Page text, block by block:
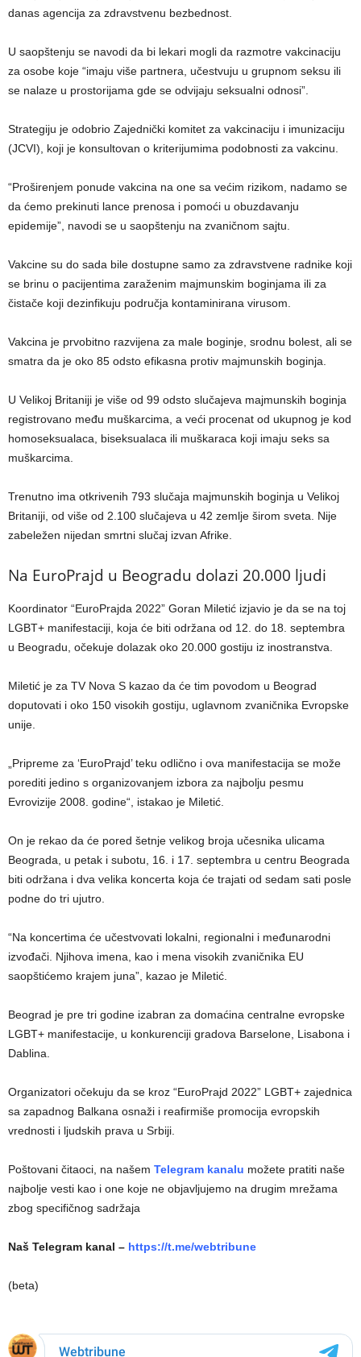
danas agencija za zdravstvenu bezbednost.
U saopštenju se navodi da bi lekari mogli da razmotre vakcinaciju
za osobe koje “imaju više partnera, učestvuju u grupnom seksu ili
se nalaze u prostorijama gde se odvijaju seksualni odnosi”.
Strategiju je odobrio Zajednički komitet za vakcinaciju i imunizaciju
(JCVI), koji je konsultovan o kriterijumima podobnosti za vakcinu.
“Proširenjem ponude vakcina na one sa većim rizikom, nadamo se
da ćemo prekinuti lance prenosa i pomoći u obuzdavanju
epidemije”, navodi se u saopštenju na zvaničnom sajtu.
Vakcine su do sada bile dostupne samo za zdravstvene radnike koji
se brinu o pacijentima zaraženim majmunskim boginjama ili za
čistače koji dezinfikuju područja kontaminirana virusom.
Vakcina je prvobitno razvijena za male boginje, srodnu bolest, ali se
smatra da je oko 85 odsto efikasna protiv majmunskih boginja.
U Velikoj Britaniji je više od 99 odsto slučajeva majmunskih boginja
registrovano među muškarcima, a veći procenat od ukupnog je kod
homoseksualaca, biseksualaca ili muškaraca koji imaju seks sa
muškarcima.
Trenutno ima otkrivenih 793 slučaja majmunskih boginja u Velikoj
Britaniji, od više od 2.100 slučajeva u 42 zemlje širom sveta. Nije
zabeležen nijedan smrtni slučaj izvan Afrike.
Na EuroPrajd u Beogradu dolazi 20.000 ljudi
Koordinator “EuroPrajda 2022” Goran Miletić izjavio je da se na toj
LGBT+ manifestaciji, koja će biti održana od 12. do 18. septembra
u Beogradu, očekuje dolazak oko 20.000 gostiju iz inostranstva.
Miletić je za TV Nova S kazao da će tim povodom u Beograd
doputovati i oko 150 visokih gostiju, uglavnom zvaničnika Evropske
unije.
„Pripreme za ‘EuroPrajd’ teku odlično i ova manifestacija se može
porediti jedino s organizovanjem izbora za najbolju pesmu
Evrovizije 2008. godine“, istakao je Miletić.
On je rekao da će pored šetnje velikog broja učesnika ulicama
Beograda, u petak i subotu, 16. i 17. septembra u centru Beograda
biti održana i dva velika koncerta koja će trajati od sedam sati posle
podne do tri ujutro.
“Na koncertima će učestvovati lokalni, regionalni i međunarodni
izvođači. Njihova imena, kao i mena visokih zvaničnika EU
saopštićemo krajem juna”, kazao je Miletić.
Beograd je pre tri godine izabran za domaćina centralne evropske
LGBT+ manifestacije, u konkurenciji gradova Barselone, Lisabona i
Dablina.
Organizatori očekuju da se kroz “EuroPrajd 2022” LGBT+ zajednica
sa zapadnog Balkana osnaži i reafirmiše promocija evropskih
vrednosti i ljudskih prava u Srbiji.
Poštovani čitaoci, na našem Telegram kanalu možete pratiti naše
najbolje vesti kao i one koje ne objavljujemo na drugim mrežama
zbog specifičnog sadržaja
Naš Telegram kanal – https://t.me/webtribune
(beta)